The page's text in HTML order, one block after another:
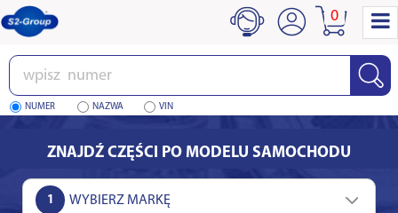
Wpisz
numer
NUMER NAZWA VIN
0
ZNAJDŹ CZĘŚCI PO MODELU SAMOCHODU
1